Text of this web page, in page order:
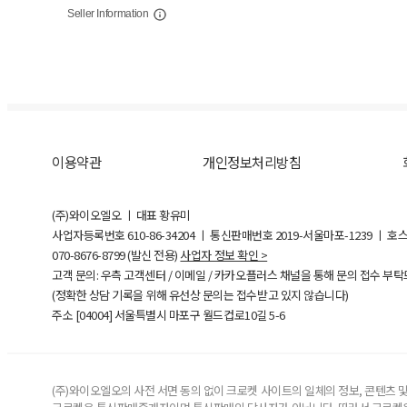
Seller Information
이용약관 개인정보처리방침
(주)와이오엘오 ㅣ 대표 황유미
사업자등록번호610-86-34204ㅣ 통신판매번호 2019-서울마포-1239 ㅣ 호
070-8676-8799 (발신 전용) 사업자 정보 확인 >
고객 문의: 우측 고객센터 / 이메일 / 카카오플러스 채널을 통해 문의 접수 부
(정확한 상담 기록을 위해 유선상 문의는 접수받고 있지 않습니다)
주소 [04004] 서울특별시 마포구 월드컵로10길5-6
(주)와이오엘오의 사전 서면 동의 없이 크로켓 사이트의 일체의 정보, 콘텐츠